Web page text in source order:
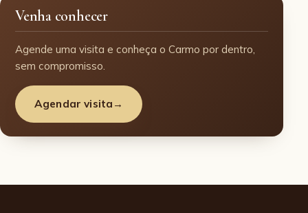
Venha conhecer
Agende uma visita e conheça o Carmo por dentro,
sem compromisso.
Agendar visita →